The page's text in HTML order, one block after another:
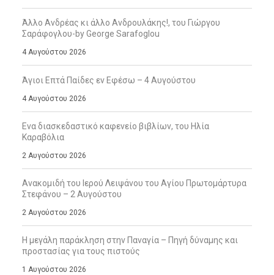
Άλλο Ανδρέας κι άλλο Ανδρουλάκης!, του Γιώργου
Σαράφογλου-by George Sarafoglou
4 Αυγούστου 2026
Άγιοι Επτά Παίδες εν Εφέσω – 4 Αυγούστου
4 Αυγούστου 2026
Ενα διασκεδαστικό καφενείο βιβλίων, του Ηλία
Καραβόλια
2 Αυγούστου 2026
Ανακομιδή του Ιερού Λειψάνου του Αγίου Πρωτομάρτυρα
Στεφάνου – 2 Αυγούστου
2 Αυγούστου 2026
Η μεγάλη παράκληση στην Παναγία – Πηγή δύναμης και
προστασίας για τους πιστούς
1 Αυγούστου 2026